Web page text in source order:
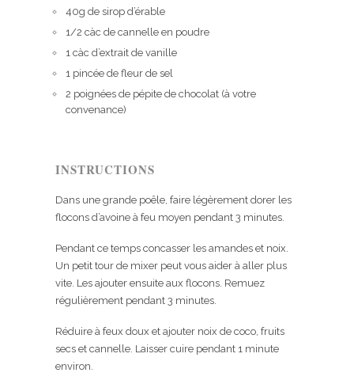
40g de sirop d’érable
1/2 càc de cannelle en poudre
1 càc d’extrait de vanille
1 pincée de fleur de sel
2 poignées de pépite de chocolat (à votre
convenance)
INSTRUCTIONS
Dans une grande poêle, faire légèrement dorer les
flocons d’avoine à feu moyen pendant 3 minutes.
Pendant ce temps concasser les amandes et noix.
Un petit tour de mixer peut vous aider à aller plus
vite. Les ajouter ensuite aux flocons. Remuez
régulièrement pendant 3 minutes.
Réduire à feux doux et ajouter noix de coco, fruits
secs et cannelle. Laisser cuire pendant 1 minute
environ.